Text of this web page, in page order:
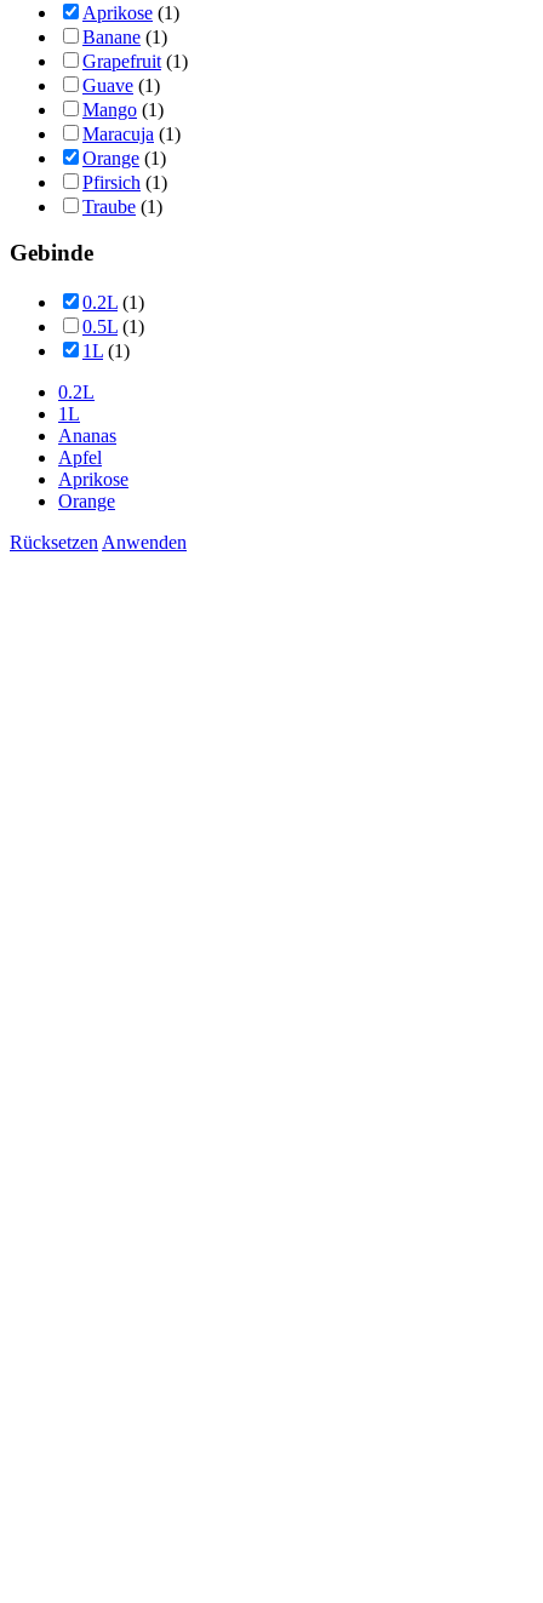
Aprikose (1)
Banane (1)
Grapefruit (1)
Guave (1)
Mango (1)
Maracuja (1)
Orange (1)
Pfirsich (1)
Traube (1)
Gebinde
0.2L (1)
0.5L (1)
1L (1)
0.2L
1L
Ananas
Apfel
Aprikose
Orange
Rücksetzen Anwenden